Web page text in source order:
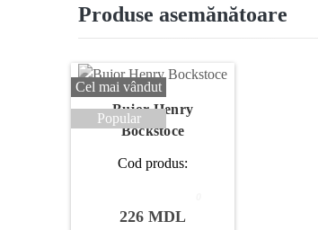
Produse asemănătoare
Cel mai vândut
Popular
Bujor Henry
Bockstoce
Cod produs:
226 MDL